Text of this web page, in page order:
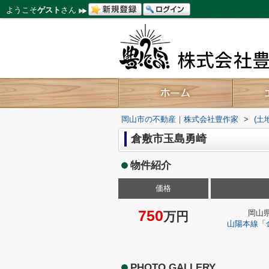
ようこそゲスト さん
岡山市の不動産｜株式会社豊作家 > (土
倉敷市玉島勇崎
物件紹介
価格
750万円
岡山
山陽本線 「